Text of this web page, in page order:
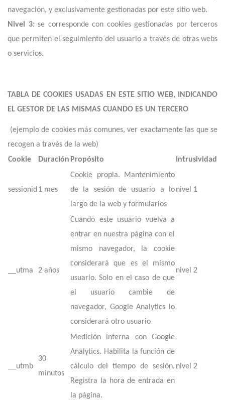
navegación, y exclusivamente gestionadas por este sitio web.
Nivel 3:se corresponde con cookies gestionadas por terceros
que permiten el seguimiento del usuario a través de otras webs
o servicios.
TABLA DE COOKIES USADAS EN ESTE SITIO WEB, INDICANDO
EL GESTOR DE LAS MISMAS CUANDO ES UN TERCERO
(ejemplo de cookies más comunes, ver exactamente las que se
recogen a través de la web)
Cookie
Duración Propósito Intrusividad
sessionid 1 mes
Cookie propia. Mantenimiento
de la sesión de usuario a lo
largo de la web y formularios
nivel 1
__utma 2 años
Cuando este usuario vuelva a
entrar en nuestra página con el
mismo navegador, la cookie
considerará que es el mismo
usuario. Solo en el caso de que
el usuario cambie de
navegador, Google Analytics lo
considerará otro usuario
nivel 2
__utmb
30
minutos
Medición interna con Google
Analytics. Habilita la función de
cálculo del tiempo de sesión.
Registra la hora de entrada en
la página.
nivel 2